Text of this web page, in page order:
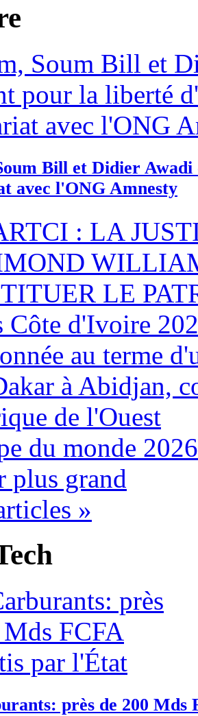
Bill et Didier
avec l'ONG Amnesty
: LA
LE
Côte d'Ivoire
au terme
à Abidjan,
de l'Ouest
du monde
plus grand
»
près de 200 Mds